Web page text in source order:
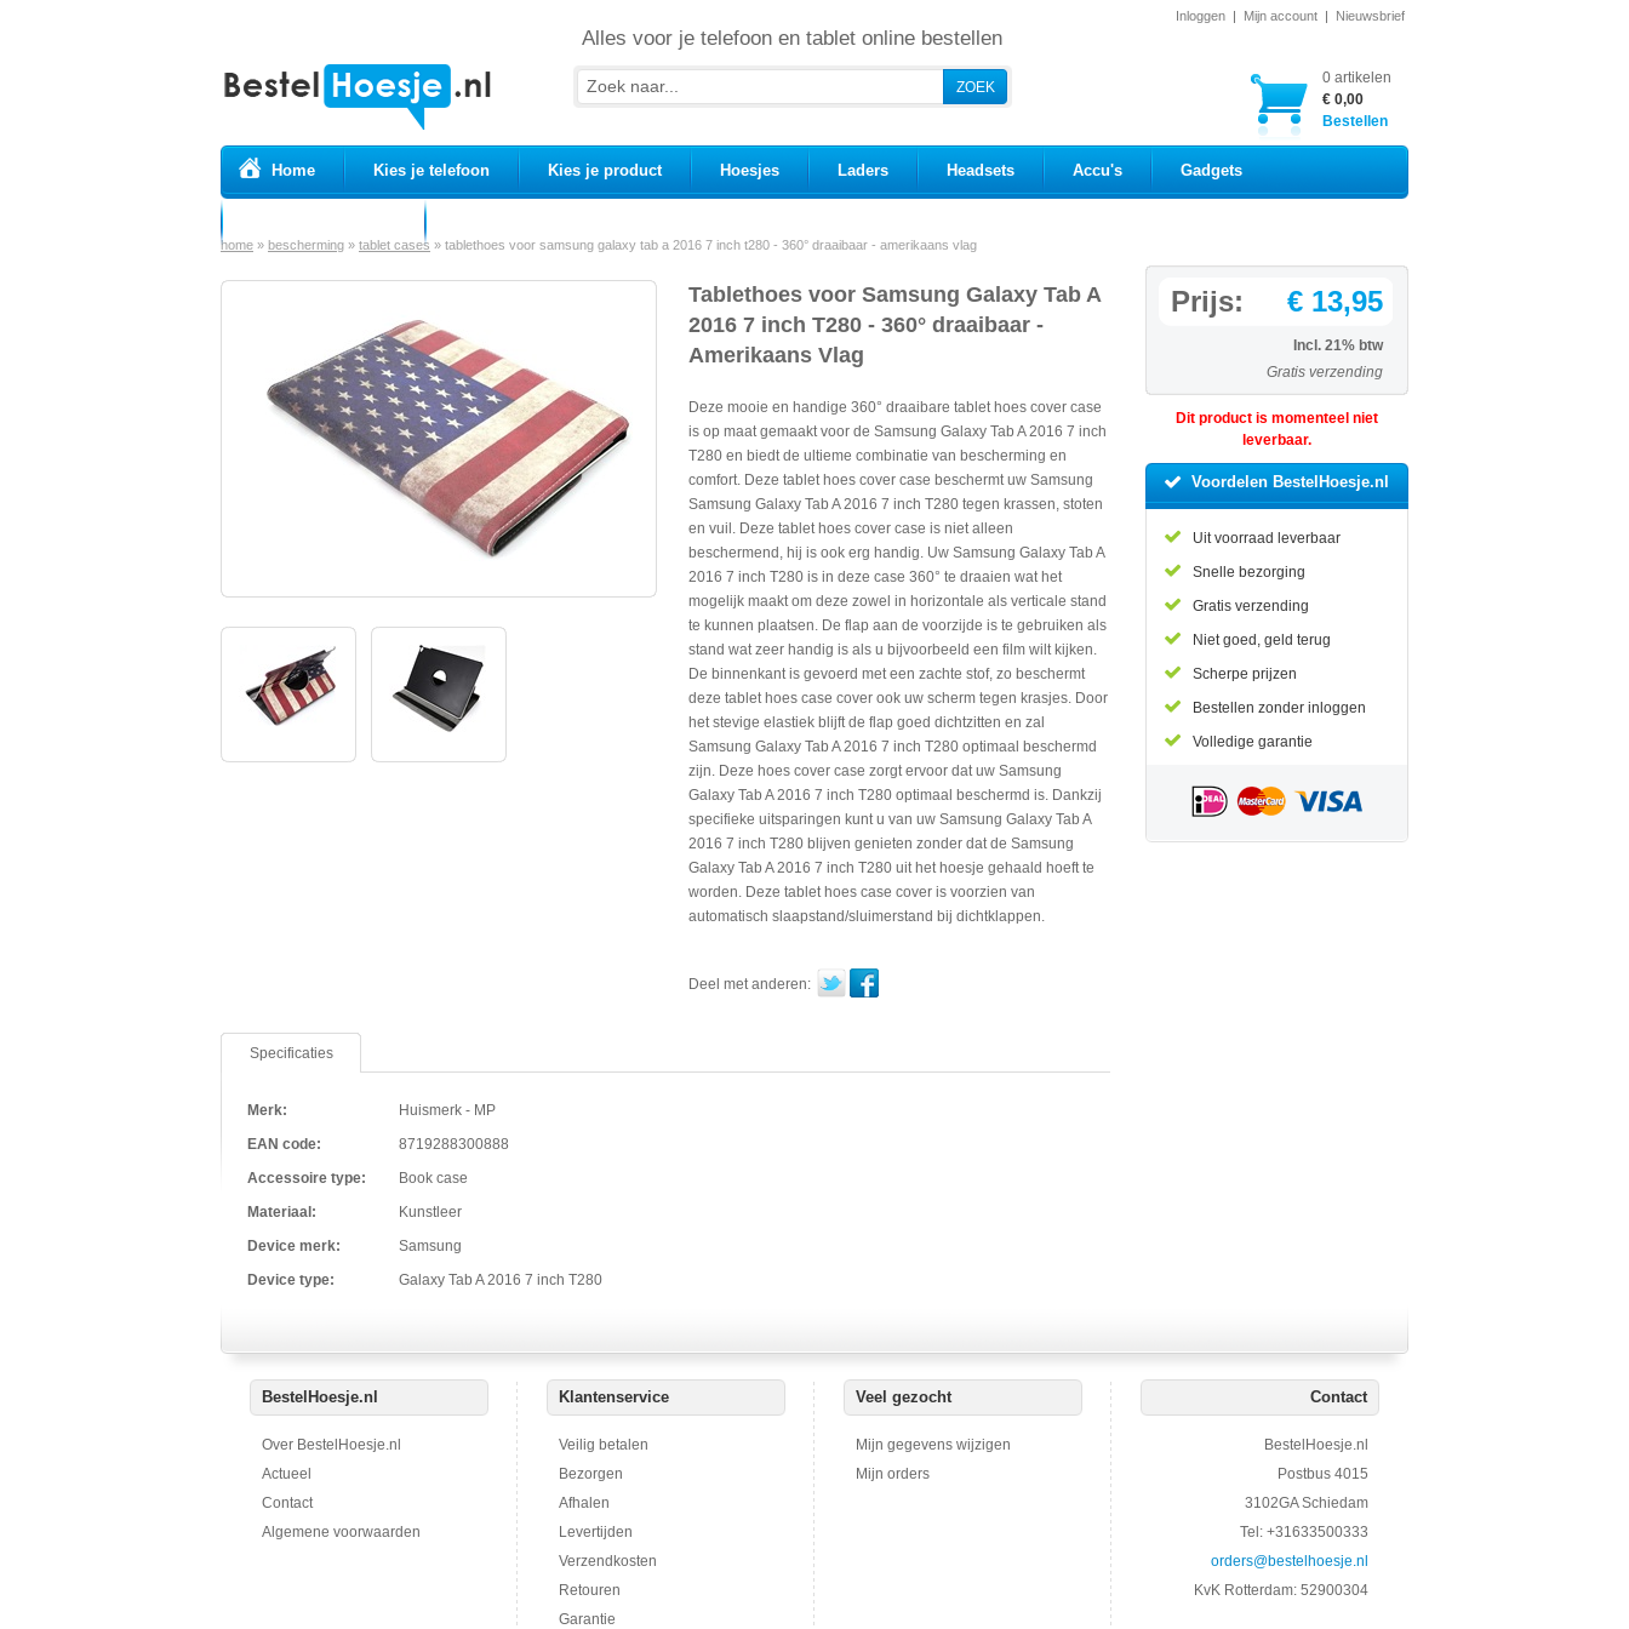
Alles voor je telefoon en tablet online bestellen
Inloggen | Mijn account | Nieuwsbrief
0 artikelen
€ 0,00
Bestellen
Home Kies je telefoon Kies je product Hoesjes Laders Headsets Accu's Gadgets
home » bescherming » tablet cases » tablethoes voor samsung galaxy tab a 2016 7 inch t280 - 360° draaibaar - amerikaans vlag
Tablethoes voor Samsung Galaxy Tab A
2016 7 inch T280 - 360° draaibaar -
Amerikaans Vlag
Deze mooie en handige 360° draaibare tablet hoes cover case
is op maat gemaakt voor de Samsung Galaxy Tab A 2016 7 inch
T280 en biedt de ultieme combinatie van bescherming en
comfort. Deze tablet hoes cover case beschermt uw Samsung
Samsung Galaxy Tab A 2016 7 inch T280 tegen krassen, stoten
en vuil. Deze tablet hoes cover case is niet alleen
beschermend, hij is ook erg handig. Uw Samsung Galaxy Tab A
2016 7 inch T280 is in deze case 360° te draaien wat het
mogelijk maakt om deze zowel in horizontale als verticale stand
te kunnen plaatsen. De flap aan de voorzijde is te gebruiken als
stand wat zeer handig is als u bijvoorbeeld een film wilt kijken.
De binnenkant is gevoerd met een zachte stof, zo beschermt
deze tablet hoes case cover ook uw scherm tegen krasjes. Door
het stevige elastiek blijft de flap goed dichtzitten en zal
Samsung Galaxy Tab A 2016 7 inch T280 optimaal beschermd
zijn. Deze hoes cover case zorgt ervoor dat uw Samsung
Galaxy Tab A 2016 7 inch T280 optimaal beschermd is. Dankzij
specifieke uitsparingen kunt u van uw Samsung Galaxy Tab A
2016 7 inch T280 blijven genieten zonder dat de Samsung
Galaxy Tab A 2016 7 inch T280 uit het hoesje gehaald hoeft te
worden. Deze tablet hoes case cover is voorzien van
automatisch slaapstand/sluimerstand bij dichtklappen.
Deel met anderen:
Specificaties
Merk:
Huismerk - MP
EAN code:
8719288300888
Accessoire type:
Book case
Materiaal:
Kunstleer
Device merk:
Samsung
Device type:
Galaxy Tab A 2016 7 inch T280
Prijs: € 13,95
Incl. 21% btw
Gratis verzending
Dit product is momenteel niet
leverbaar.
Voordelen BestelHoesje.nl
Uit voorraad leverbaar
Snelle bezorging
Gratis verzending
Niet goed, geld terug
Scherpe prijzen
Bestellen zonder inloggen
Volledige garantie
BestelHoesje.nl
Over BestelHoesje.nl
Actueel
Contact
Algemene voorwaarden
Klantenservice
Veilig betalen
Bezorgen
Afhalen
Levertijden
Verzendkosten
Retouren
Garantie
Veel gezocht
Mijn gegevens wijzigen
Mijn orders
Contact
BestelHoesje.nl
Postbus 4015
3102GA Schiedam
Tel: +31633500333
orders@bestelhoesje.nl
KvK Rotterdam: 52900304